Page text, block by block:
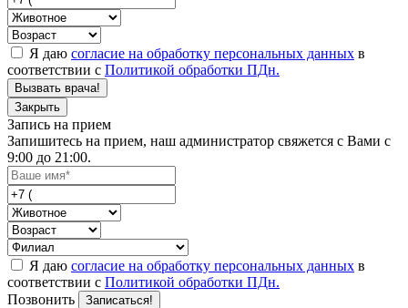
Я даю согласие на обработку персональных данных в
соответствии с Политикой обработки ПДн.
Вызвать врача!
Закрыть
Запись на прием
Запишитесь на прием, наш администратор свяжется с Вами с
9:00 до 21:00.
Я даю согласие на обработку персональных данных в
соответствии с Политикой обработки ПДн.
Позвонить
Записаться!